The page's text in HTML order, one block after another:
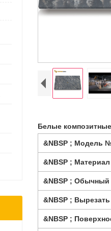
Белые
&NBSP ; Модель
&NBSP ; Материал
&NBSP ; Обычный
&NBSP ;
&NBSP ;